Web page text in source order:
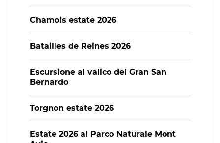
Chamois estate 2026
Batailles de Reines 2026
Escursione al valico del Gran San
Bernardo
Torgnon estate 2026
Estate 2026 al Parco Naturale Mont